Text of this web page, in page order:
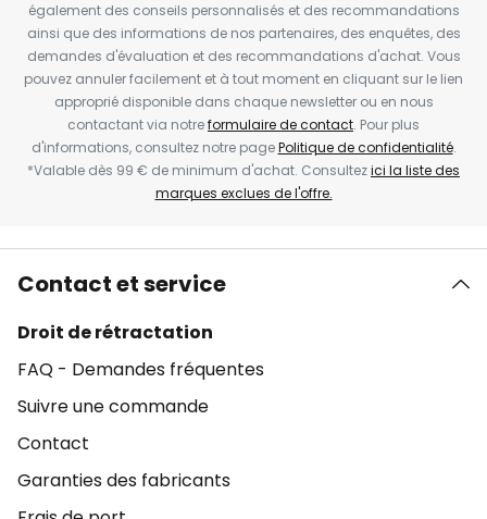
également des conseils personnalisés et des recommandations
ainsi que des informations de nos partenaires, des enquêtes, des
demandes d'évaluation et des recommandations d'achat. Vous
pouvez annuler facilement et à tout moment en cliquant sur le lien
approprié disponible dans chaque newsletter ou en nous
contactant via notreformulaire de contact. Pour plus
d'informations, consultez notre pagePolitique de confidentialité.
*Valable dès 99 € de minimum d'achat. Consultezici la liste des
marques exclues de l'offre.
Contact et service
Droit de rétractation
FAQ - Demandes fréquentes
Suivre une commande
Contact
Garanties des fabricants